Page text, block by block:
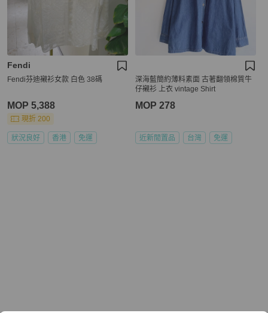
Fendi
Fendi芬迪襯衫女款 白色 38碼
MOP 5,388
現折 200
狀況良好 香港 免運
深海藍簡約薄料素面 古著翻領棉質牛
仔襯衫 上衣 vintage Shirt
MOP 278
近新閒置品 台灣 免運